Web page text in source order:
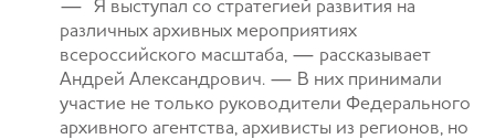
— Я выступал со стратегией развития на
различных архивных мероприятиях
всероссийского масштаба, — рассказывает
Андрей Александрович. — В них принимали
участие не только руководители Федерального
архивного агентства, архивисты из регионов, но